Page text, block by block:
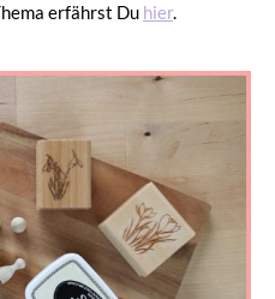
erfährst Du hier.